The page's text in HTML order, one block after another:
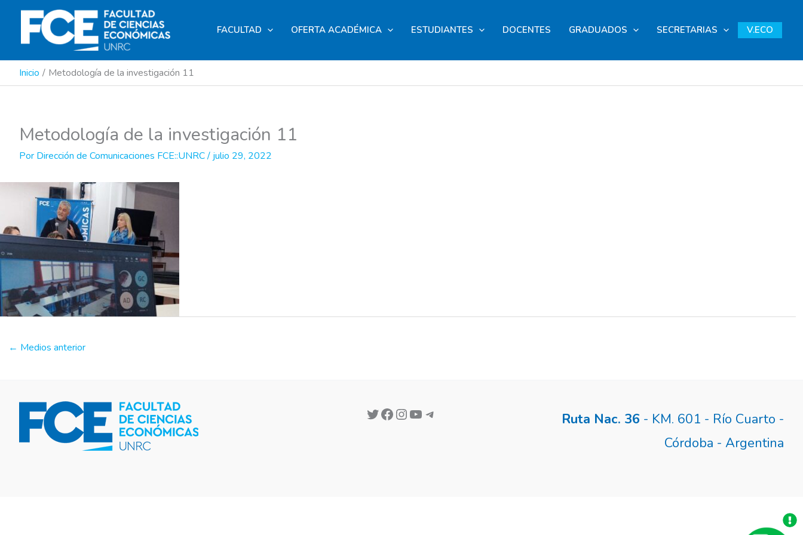
contenido
FACULTAD OFERTA ACADÉMICA ESTUDIANTES DOCENTES GRADUADOS SECRETARIAS V.ECO
Inicio Metodología de la investigación 11
Metodología de la investigación 11
Por Dirección de Comunicaciones FCE::UNRC/ julio 29, 2022
← Medios anterior
Ruta Nac. 36 - KM. 601 - Río Cuarto -
Córdoba - Argentina